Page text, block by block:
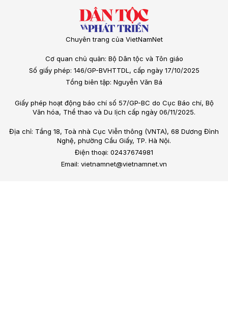
Chuyên trang của VietNamNet
Cơ quan chủ quản: Bộ Dân tộc và Tôn giáo
Số giấy phép: 146/GP-BVHTTDL, cấp ngày 17/10/2025
Tổng biên tập: Nguyễn Văn Bá
Giấy phép hoạt động báo chí số 57/GP-BC do Cục Báo chí, Bộ
Văn hóa, Thể thao và Du lịch cấp ngày 06/11/2025.
Địa chỉ: Tầng 18, Toà nhà Cục Viễn thông (VNTA), 68 Dương Đình
Nghệ, phường Cầu Giấy, TP. Hà Nội.
Điện thoại: 02437674981
Email: vietnamnet@vietnamnet.vn